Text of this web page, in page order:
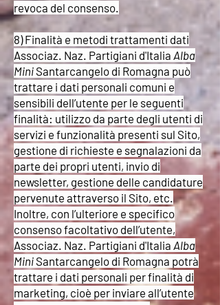
revoca del consenso.
8) Finalità e metodi trattamenti dati
Associaz. Naz. Partigiani d'Italia Alba
Mini Santarcangelo di Romagna può
trattare i dati personali comuni e
sensibili dell’utente per le seguenti
finalità: utilizzo da parte degli utenti di
servizi e funzionalità presenti sul Sito,
gestione di richieste e segnalazioni da
parte dei propri utenti, invio di
newsletter, gestione delle candidature
pervenute attraverso il Sito, etc.
Inoltre, con l’ulteriore e specifico
consenso facoltativo dell’utente,
Associaz. Naz. Partigiani d'Italia Alba
Mini Santarcangelo di Romagna potrà
trattare i dati personali per finalità di
marketing, cioè per inviare all’utente